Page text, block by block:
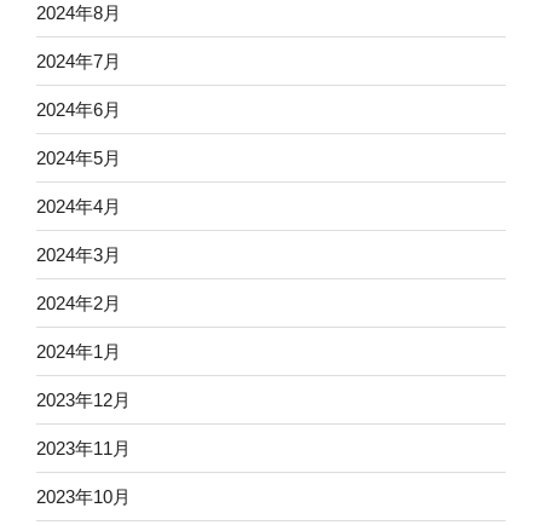
2024年8月
2024年7月
2024年6月
2024年5月
2024年4月
2024年3月
2024年2月
2024年1月
2023年12月
2023年11月
2023年10月